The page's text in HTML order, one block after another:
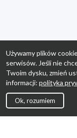
Używamy plików
serwisów. Jeśli nie
Twoim dysku, zmień
informacji: polityka
Ok, rozumiem